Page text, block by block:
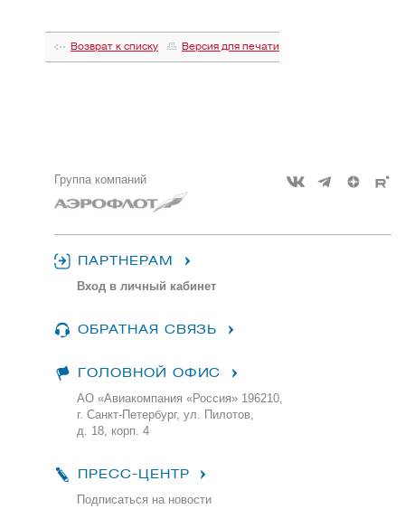
Возврат к списку Версия для печати
Группа компаний
ПАРТНЕРАМ
Вход в личный кабинет
ОБРАТНАЯ СВЯЗЬ
ГОЛОВНОЙ ОФИС
АО «Авиакомпания «Россия» 196210,
г. Санкт-Петербург, ул. Пилотов,
д. 18, корп. 4
ПРЕСС-ЦЕНТР
Подписаться на новости